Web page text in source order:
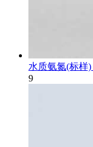
水质氨氮(标样)
9